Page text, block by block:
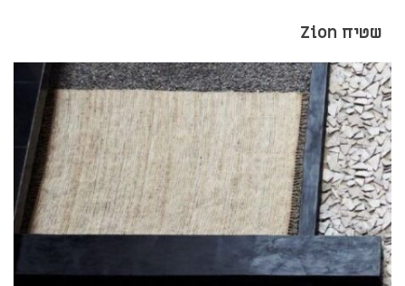
שטיח Zion